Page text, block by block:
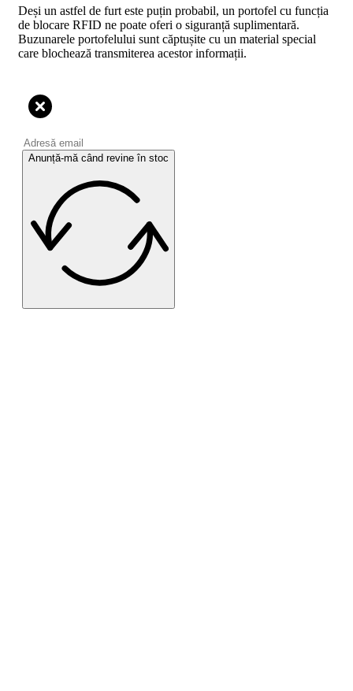
Deși un astfel de furt este puțin probabil, un portofel cu funcția
de blocare RFID ne poate oferi o siguranță suplimentară.
Buzunarele portofelului sunt căptușite cu un material special
care blochează transmiterea acestor informații.
Anunță-mă când revine în stoc